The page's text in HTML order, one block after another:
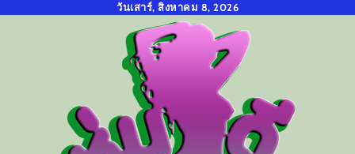
วันเสาร์, สิงหาคม 8, 2026